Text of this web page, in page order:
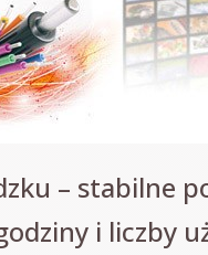
– stabilne
i liczby